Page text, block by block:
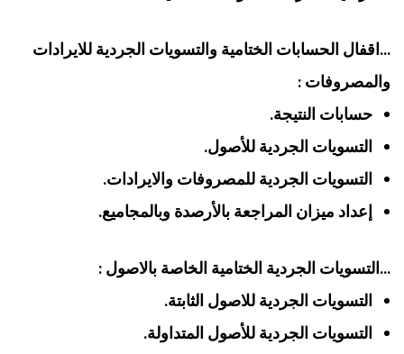
…اقفال الحسابات الختامية والتسويات الجردية للايرادات
والمصروفات :
حسابات النتيجة.
التسويات الجردية للأصول.
التسويات الجردية للمصروفات والايرادات.
إعداد ميزان المراجعة بالأرصدة وبالمجاميع.
…التسويات الجردية الختامية الخاصة بالاصول :
التسويات الجردية للاصول الثابتة.
التسويات الجردية للأصول المتداولة.